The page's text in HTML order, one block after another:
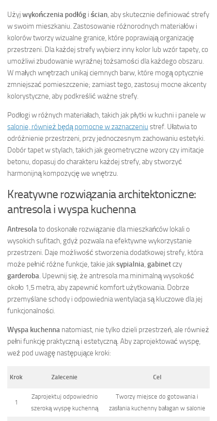
Użyj wykończenia podłóg i ścian, aby skutecznie definiować strefy
w swoim mieszkaniu. Zastosowanie różnorodnych materiałów i
kolorów tworzy wizualne granice, które poprawiają organizację
przestrzeni. Dla każdej strefy wybierz inny kolor lub wzór tapety, co
umożliwi zbudowanie wyraźnej tożsamości dla każdego obszaru.
W małych wnętrzach unikaj ciemnych barw, które mogą optycznie
zmniejszać pomieszczenie; zamiast tego, zastosuj mocne akcenty
kolorystyczne, aby podkreślić ważne strefy.
Podłogi w różnych materiałach, takich jak płytki w kuchni i panele w
salonie, również będą pomocne w zaznaczeniu stref. Ułatwia to
odróżnienie przestrzeni, przy jednoczesnym zachowaniu estetyki.
Dobór tapet w stylach, takich jak geometryczne wzory czy imitacje
betonu, dopasuj do charakteru każdej strefy, aby stworzyć
harmonijną kompozycję we wnętrzu.
Kreatywne rozwiązania architektoniczne:
antresola i wyspa kuchenna
Antresolato doskonałe rozwiązanie dla mieszkańców lokali o
wysokich sufitach, gdyż pozwala na efektywne wykorzystanie
przestrzeni. Daje możliwość stworzenia dodatkowej strefy, która
może pełnić różne funkcje, takie jaksypialnia, gabinetczy
garderoba. Upewnij się, że antresola ma minimalną wysokość
około 1,5 metra, aby zapewnić komfort użytkowania. Dobrze
przemyślane schody i odpowiednia wentylacja są kluczowe dla jej
funkcjonalności.
Wyspa kuchenna natomiast, nie tylko dzieli przestrzeń, ale również
pełni funkcję praktyczną i estetyczną. Aby zaprojektować wyspę,
weź pod uwagę następujące kroki:
Krok Zalecenie Cel
1
Zaprojektuj odpowiednio
szeroką wyspę kuchenną
Tworzy miejsce do gotowania i
zasłania kuchenny bałagan w salonie